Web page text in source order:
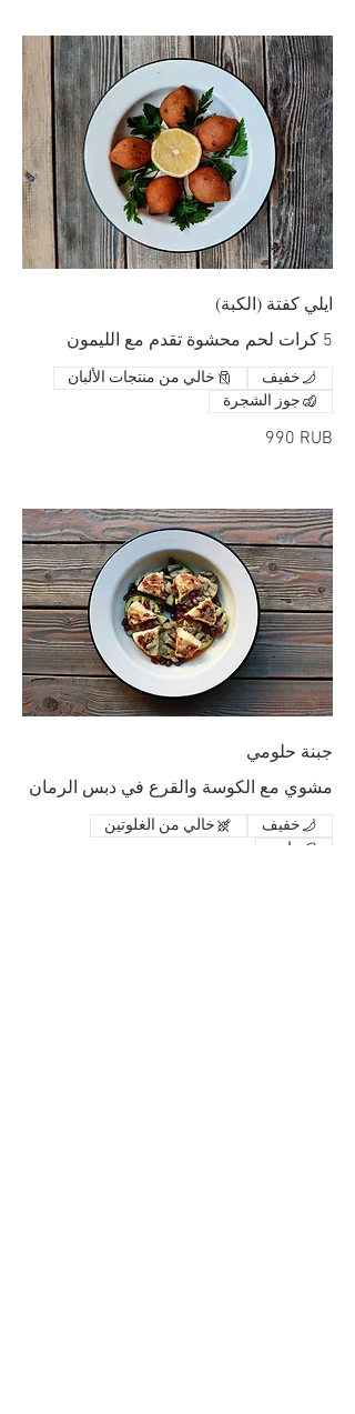
ايلي كفتة (الكبة)
5 كرات لحم محشوة تقدم مع الليمون
‏990 RUB
خفيف
خالي من منتجات الألبان
جوز الشجرة
جبنة حلومي
مشوي مع الكوسة والقرع في دبس الرمان
خفيف
خالي من الغلوتين
نباتي